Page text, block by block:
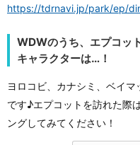
https://tdrnavi.jp/park/ep/
WDWのうち、エプコッ
キャラクターは…！
ヨロコビ、カナシミ、ベイマ
です♪エプコットを訪れた際
ングしてみてください！